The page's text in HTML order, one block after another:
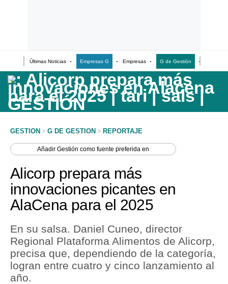
Últimas Noticias Empresas G Empresas G de Gestión
Últimas Noticias
Casos de Estudio
Columnistas
Lifestyle
GESTION > G DE GESTION > REPORTAJE
AñadirGestión como fuente preferida en
Alicorp prepara más
innovaciones picantes en
AlaCena para el 2025
En su salsa. Daniel Cuneo, director
Regional Plataforma Alimentos de Alicorp,
precisa que, dependiendo de la categoría,
logran entre cuatro y cinco lanzamiento al
año.